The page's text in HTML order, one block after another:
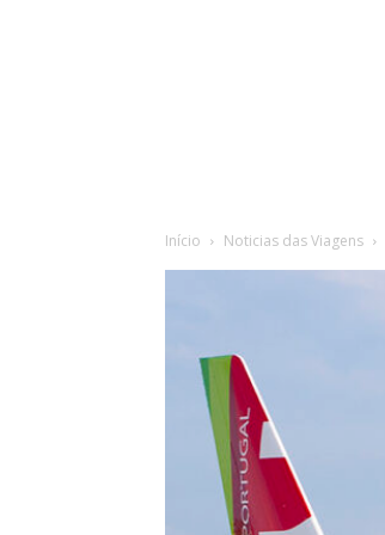
Início Noticias das Viagens